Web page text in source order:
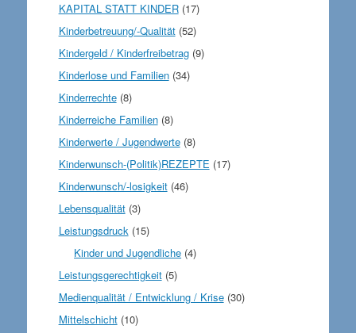
KAPITAL STATT KINDER(17)
Kinderbetreuung/-Qualität(52)
Kindergeld / Kinderfreibetrag(9)
Kinderlose und Familien(34)
Kinderrechte(8)
Kinderreiche Familien(8)
Kinderwerte / Jugendwerte(8)
Kinderwunsch-(Politik)REZEPTE (17)
Kinderwunsch/-losigkeit(46)
Lebensqualität(3)
Leistungsdruck(15)
Kinder und Jugendliche (4)
Leistungsgerechtigkeit(5)
Medienqualität / Entwicklung / Krise(30)
Mittelschicht(10)